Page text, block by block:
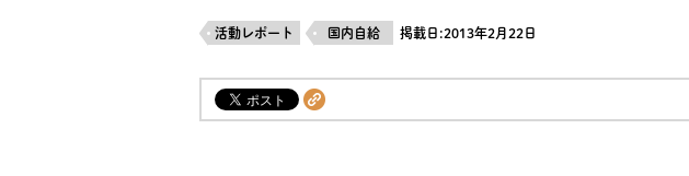
活動レポート 国内自給 掲載日:2013年2月22日